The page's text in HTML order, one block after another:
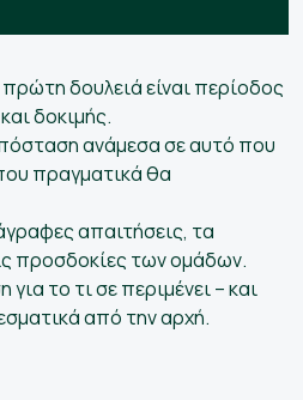
δουλειά είναι περίοδος
δοκιμής.
ανάμεσα σε αυτό που
πραγματικά θα
απαιτήσεις, τα
προσδοκίες των ομάδων.
το τι σε περιμένει – και
από την αρχή.